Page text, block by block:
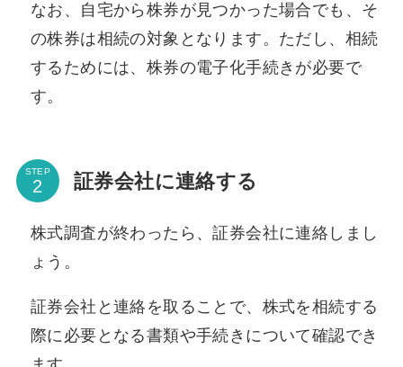
なお、自宅から株券が見つかった場合でも、そ
の株券は相続の対象となります。ただし、相続
するためには、株券の電子化手続きが必要で
す。
STEP 証券会社に連絡する
株式調査が終わったら、証券会社に連絡しまし
ょう。
証券会社と連絡を取ることで、株式を相続する
際に必要となる書類や手続きについて確認でき